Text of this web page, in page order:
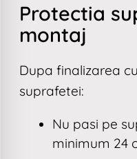
Protectia
montaj
Dupa finalizarea
suprafetei:
Nu pasi pe
minimum 24